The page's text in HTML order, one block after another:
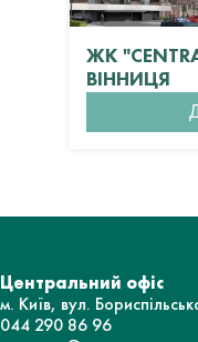
ЖК
ВІННИЦЯ
Центральний офіс
м. Київ, вул.
044 290 86 96